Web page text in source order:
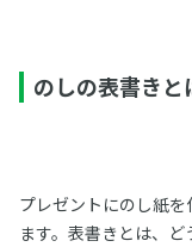
のしの表書きと
プレゼントにのし紙
ます。表書きとは、